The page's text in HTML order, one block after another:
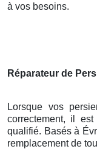
à vos besoins.
Réparateur de
Lorsque vos
correctement, il
qualifié. Basés à
remplacement de